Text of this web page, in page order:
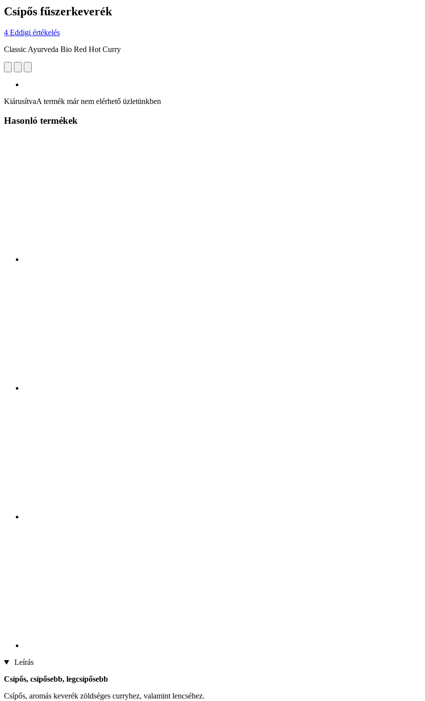
Csípős fűszerkeverék
4 Eddigi értékelés
Classic Ayurveda Bio Red Hot Curry
KiárusítvaA termék már nem elérhető üzletünkben
Hasonló termékek
Leírás
Csípős, csípősebb, legcsípősebb
Csípős, aromás keverék zöldséges curryhez, valamint lencséhez.